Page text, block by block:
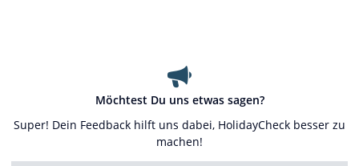
Möchtest Du uns etwas sagen?
Super! Dein Feedback hilft uns dabei, HolidayCheck besser zu
machen!